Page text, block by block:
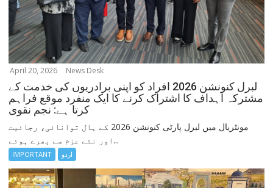
April 20, 2026 News Desk
لبرل کنونشن 2026 افراد کو اپنی برادریوں کی خدمت کے
مشترکہ اہداف کا اشتراک کرنے کا ایک منفرد موقع فراہم
کرتا ہے: نجم نقوی
مونٹریال میں لبرل پارٹی کنونشن 2026 کے ہال توانائی، رجائیت
اور نئے عزم سے بھرے ہوئے...
IMPORTANT اردو